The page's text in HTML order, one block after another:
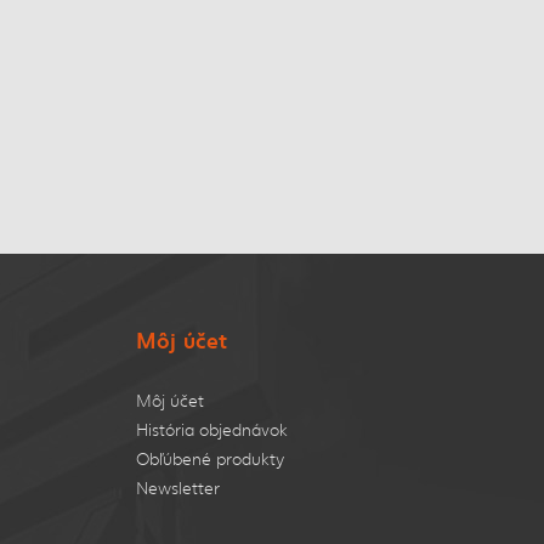
Môj účet
Môj účet
História objednávok
Obľúbené produkty
Newsletter